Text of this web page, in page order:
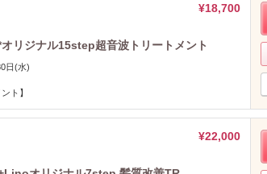
¥18,700
リジナル15step超音波トリートメント
日(水)
ト】
¥22,000